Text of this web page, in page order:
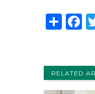
RELATED